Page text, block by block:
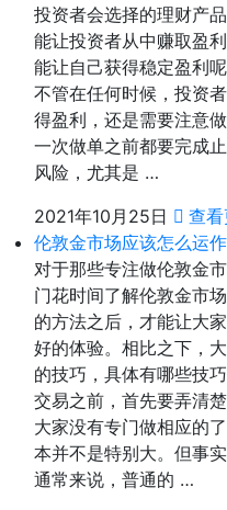
投资者会选择的理财产
能让投资者从中赚取盈
能让自己获得稳定盈利
不管在任何时候，投资
得盈利，还是需要注意
一次做单之前都要完成
风险，尤其是 …
2021年10月25日
查
伦敦金市场应该怎么运
对于那些专注做伦敦金
门花时间了解伦敦金市
的方法之后，才能让大
好的体验。相比之下，
的技巧，具体有哪些技
交易之前，首先要弄清
大家没有专门做相应的
本并不是特别大。但事
通常来说，普通的 …